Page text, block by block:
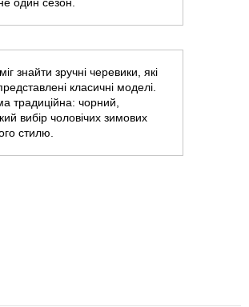
знайти зручні черевики, які
класичні моделі.
традиційна: чорний,
вибір чоловічих зимових
стилю.